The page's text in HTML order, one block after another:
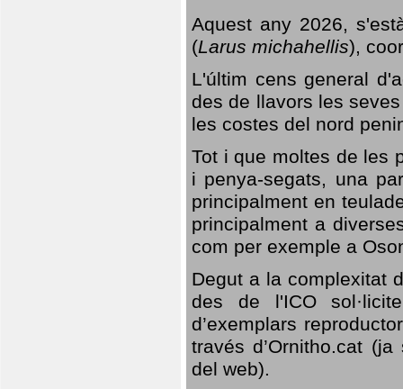
Aquest any 2026,
(Larus michahellis),
L'últim cens general
des de llavors les
les costes del nord
Tot i que moltes de les
i penya-segats, una
principalment en
principalment a
com per exemple a
Degut a la complexitat
des de l'ICO
d’exemplars
través d’Ornitho.cat
del web).